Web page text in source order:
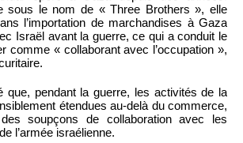
sous le nom de « Three Brothers », elle
l’importation de marchandises à Gaza
Israël avant la guerre, ce qui a conduit le
comme « collaborant avec l’occupation »,
que, pendant la guerre, les activités de la
étendues au-delà du commerce,
soupçons de collaboration avec les
l’armée israélienne.